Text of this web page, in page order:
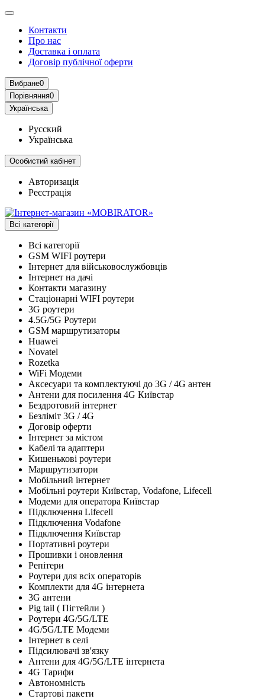
Контакти
Про нас
Доставка і оплата
Договір публічної оферти
Вибране0
Порівняння0
Українська
Русский
Українська
Особистий кабінет
Авторизація
Реєстрація
Всі категорії
Всі категорії
GSM WIFI роутери
Інтернет для військовослужбовців
Інтернет на дачі
Контакти магазину
Стаціонарні WIFI роутери
3G роутери
4.5G/5G Роутери
GSM маршрутизаторы
Huawei
Novatel
Rozetka
WiFi Модеми
Аксесуари та комплектуючі до 3G / 4G антен
Антени для посилення 4G Київстар
Бездротовий інтернет
Безліміт 3G / 4G
Договір оферти
Інтернет за містом
Кабелі та адаптери
Кишенькові роутери
Маршрутизатори
Мобільний інтернет
Мобільні роутери Київстар, Vodafone, Lifecell
Модеми для оператора Київстар
Підключення Lifecell
Підключення Vodafone
Підключення Київстар
Портативні роутери
Прошивки і оновлення
Репітери
Роутери для всіх операторів
Комплекти для 4G інтернета
3G антени
Pig tail ( Пігтейли )
Роутери 4G/5G/LTE
4G/5G/LTE Модеми
Інтернет в селі
Підсилювачі зв'язку
Антени для 4G/5G/LTE інтернета
4G Тарифи
Автономність
Стартові пакети